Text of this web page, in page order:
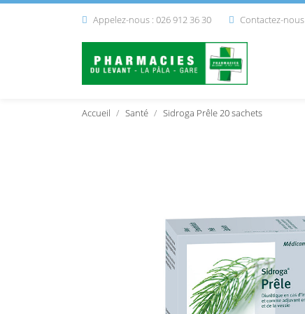
 Appelez-nous : 026 912 36 30  Contactez-nous
Accueil Santé Sidroga Prêle 20 sachets